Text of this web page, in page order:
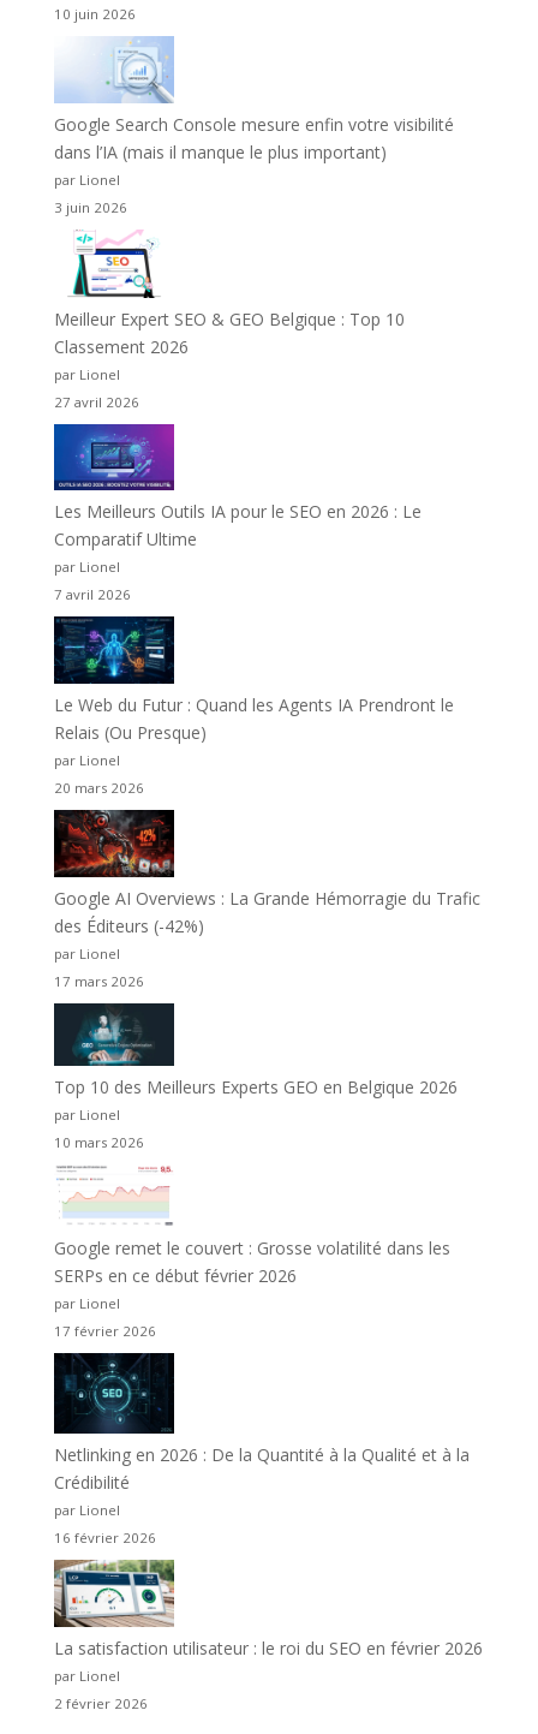
10 juin 2026
Google Search Console mesure enfin votre visibilité
dans l’IA (mais il manque le plus important)
par Lionel
3 juin 2026
Meilleur Expert SEO & GEO Belgique : Top 10
Classement 2026
par Lionel
27 avril 2026
Les Meilleurs Outils IA pour le SEO en 2026 : Le
Comparatif Ultime
par Lionel
7 avril 2026
Le Web du Futur : Quand les Agents IA Prendront le
Relais (Ou Presque)
par Lionel
20 mars 2026
Google AI Overviews : La Grande Hémorragie du Trafic
des Éditeurs (-42%)
par Lionel
17 mars 2026
Top 10 des Meilleurs Experts GEO en Belgique 2026
par Lionel
10 mars 2026
Google remet le couvert : Grosse volatilité dans les
SERPs en ce début février 2026
par Lionel
17 février 2026
Netlinking en 2026 : De la Quantité à la Qualité et à la
Crédibilité
par Lionel
16 février 2026
La satisfaction utilisateur : le roi du SEO en février 2026
par Lionel
2 février 2026